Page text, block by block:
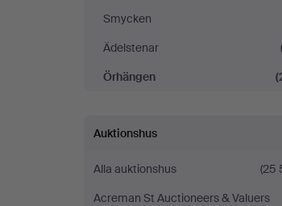
Smycken
Ädelstenar
Örhängen
Auktionshus
Alla auktionshus
(25
Acreman St Auctioneers & Valuers